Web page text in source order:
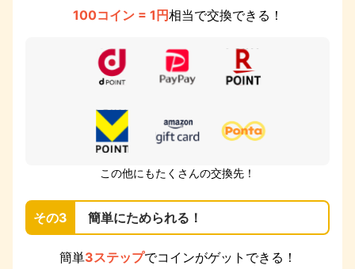
100コイン = 1円相当で交換できる！
この他にもたくさんの交換先！
その3 簡単にためられる！
簡単3ステップでコインがゲットできる！